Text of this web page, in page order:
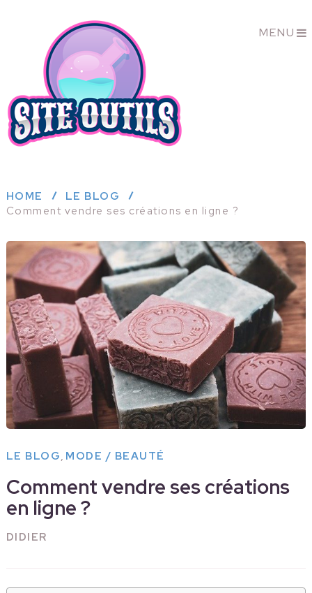
MENU
HOME
LE BLOG
Comment vendre ses créations en ligne ?
LE BLOG, MODE / BEAUTÉ
Comment vendre ses créations
en ligne ?
DIDIER